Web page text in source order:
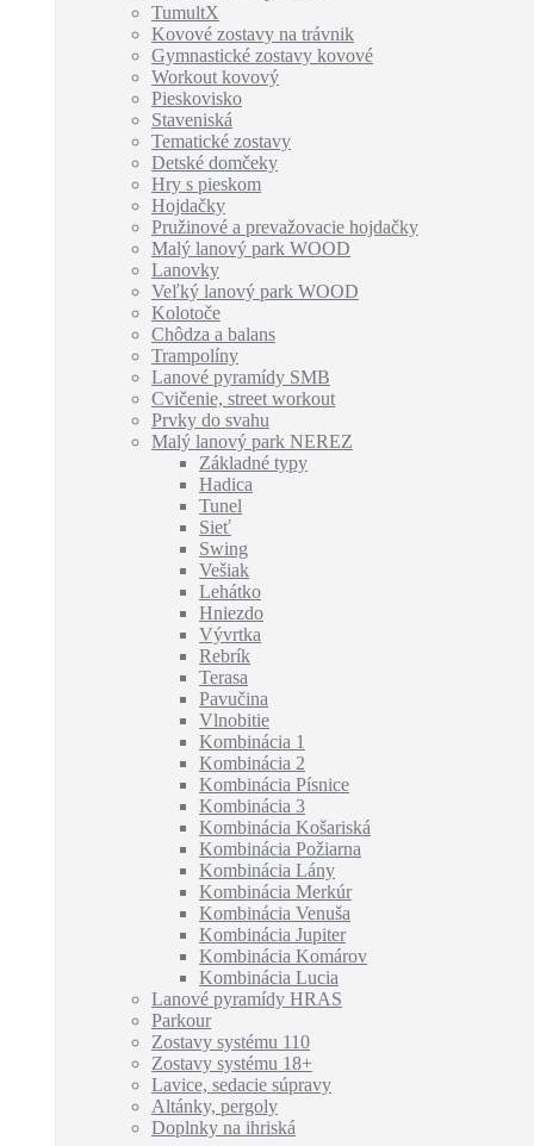
TumultX
Kovové zostavy na trávnik
Gymnastické zostavy kovové
Workout kovový
Pieskovisko
Staveniská
Tematické zostavy
Detské domčeky
Hry s pieskom
Hojdačky
Pružinové a prevažovacie hojdačky
Malý lanový park WOOD
Lanovky
Veľký lanový park WOOD
Kolotoče
Chôdza a balans
Trampolíny
Lanové pyramídy SMB
Cvičenie, street workout
Prvky do svahu
Malý lanový park NEREZ
Základné typy
Hadica
Tunel
Sieť
Swing
Vešiak
Lehátko
Hniezdo
Vývrtka
Rebrík
Terasa
Pavučina
Vlnobitie
Kombinácia 1
Kombinácia 2
Kombinácia Písnice
Kombinácia 3
Kombinácia Košariská
Kombinácia Požiarna
Kombinácia Lány
Kombinácia Merkúr
Kombinácia Venuša
Kombinácia Jupiter
Kombinácia Komárov
Kombinácia Lucia
Lanové pyramídy HRAS
Parkour
Zostavy systému 110
Zostavy systému 18+
Lavice, sedacie súpravy
Altánky, pergoly
Doplnky na ihriská